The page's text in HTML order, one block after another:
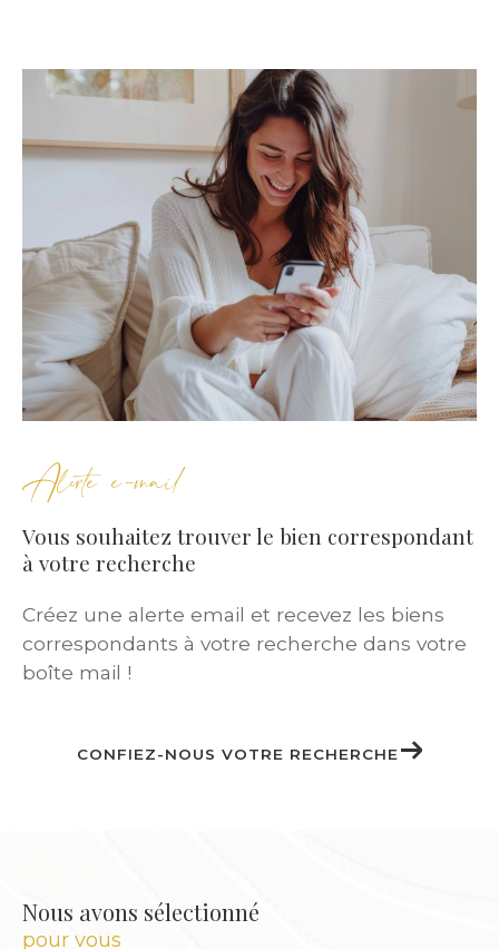
obilières à Saint-Priest, un suivi personnalisé
et des outils professionnels, nous mettons
toutes les chances de votre côté pour
rapidement et au meilleur prix.
Trouver une location, c’est trouver un
lieu de vie
À la recherche d’unappartement à louer à
Saint-Priest, d’unstudio, ou d’une
familiale ? Nos agences vous proposent une
sélection rigoureuse de biens locatifs, mise à
Nos annonces immobilières
large gamme :
Appartements T2 ou T3 pour jeunes actifs
T5 pour familles
Maisons individuelles avec jardin
Alerte e-mail
Vous souhaitez trouver le bien correspondant
à votre recherche
Créez une alerte email et recevez les biens
correspondants à votre recherche dans votre
boîte mail !
CONFIEZ-NOUS VOTRE RECHERCHE
Nous avons sélectionné
pour vous